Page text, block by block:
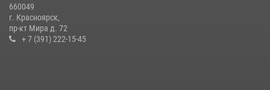
Красноярскому краю.
10 июля 2026, 06:21
660049
г. Красноярск,
пр-кт Мира д. 72
+ 7 (391) 222-15-45